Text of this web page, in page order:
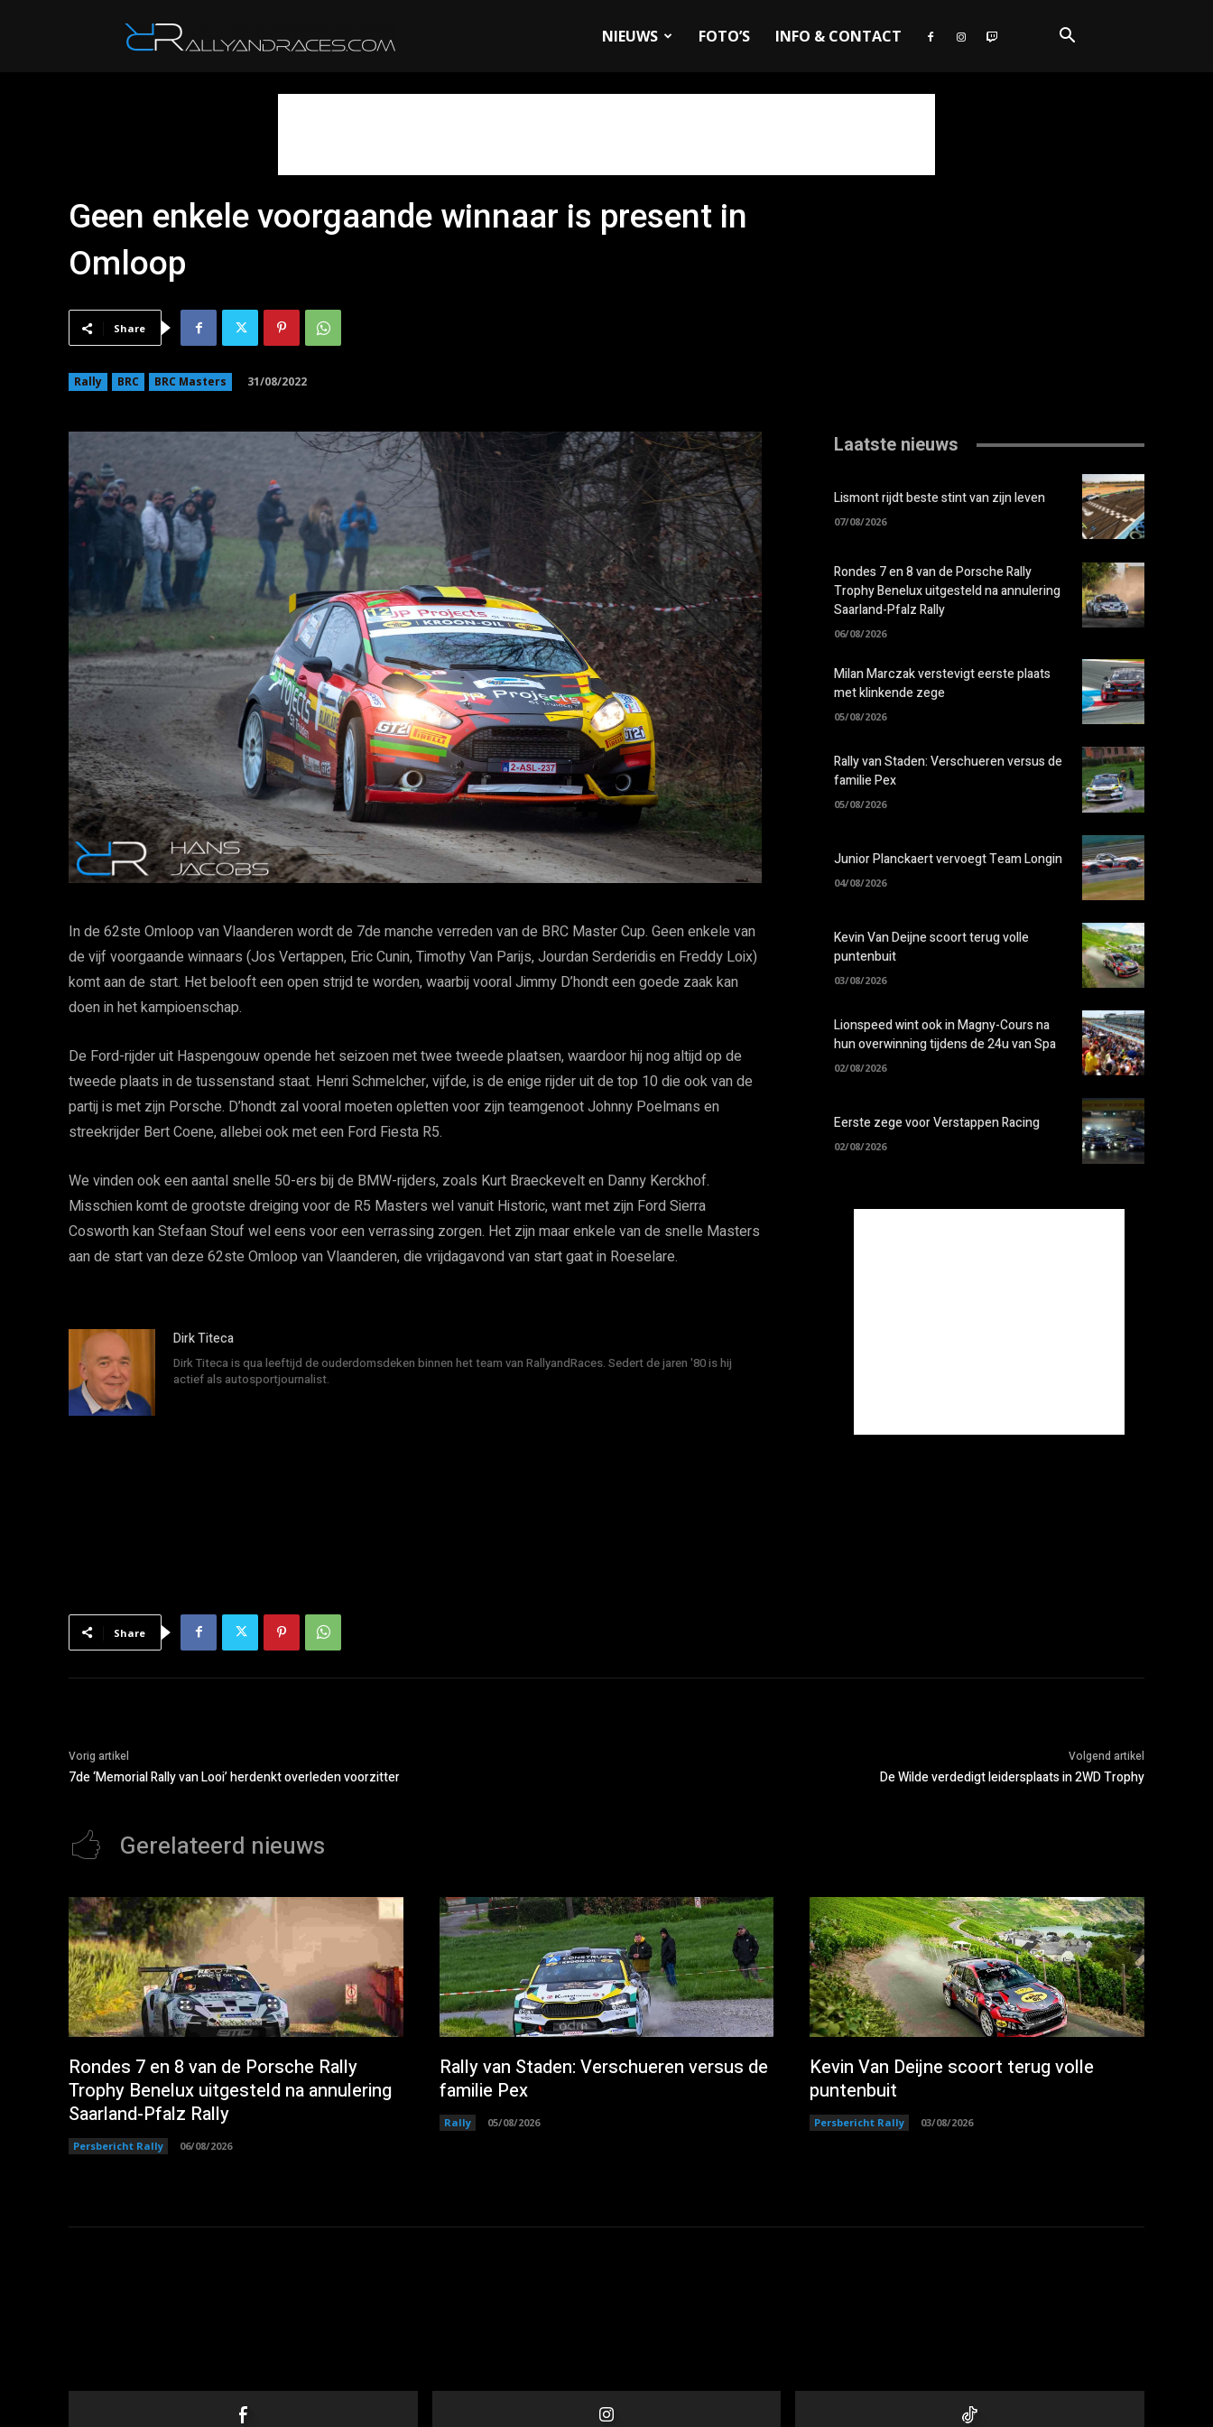
NIEUWS FOTO’S INFO & CONTACT
Geen enkele voorgaande winnaar is present in
Omloop
Share
Rally BRC BRC Masters 31/08/2022
In de 62ste Omloop van Vlaanderen wordt de 7de manche verreden van de BRC Master Cup. Geen enkele van
de vijf voorgaande winnaars (Jos Vertappen, Eric Cunin, Timothy Van Parijs, Jourdan Serderidis en Freddy Loix)
komt aan de start. Het belooft een open strijd te worden, waarbij vooral Jimmy D’hondt een goede zaak kan
doen in het kampioenschap.
De Ford-rijder uit Haspengouw opende het seizoen met twee tweede plaatsen, waardoor hij nog altijd op de
tweede plaats in de tussenstand staat. Henri Schmelcher, vijfde, is de enige rijder uit de top 10 die ook van de
partij is met zijn Porsche. D’hondt zal vooral moeten opletten voor zijn teamgenoot Johnny Poelmans en
streekrijder Bert Coene, allebei ook met een Ford Fiesta R5.
We vinden ook een aantal snelle 50-ers bij de BMW-rijders, zoals Kurt Braeckevelt en Danny Kerckhof.
Misschien komt de grootste dreiging voor de R5 Masters wel vanuit Historic, want met zijn Ford Sierra
Cosworth kan Stefaan Stouf wel eens voor een verrassing zorgen. Het zijn maar enkele van de snelle Masters
aan de start van deze 62ste Omloop van Vlaanderen, die vrijdagavond van start gaat in Roeselare.
Dirk Titeca
Dirk Titeca is qua leeftijd de ouderdomsdeken binnen het team van RallyandRaces. Sedert de jaren '80 is hij
actief als autosportjournalist.
Laatste nieuws
Lismont rijdt beste stint van zijn leven
07/08/2026
Rondes 7 en 8 van de Porsche Rally
Trophy Benelux uitgesteld na annulering
Saarland-Pfalz Rally
06/08/2026
Milan Marczak verstevigt eerste plaats
met klinkende zege
05/08/2026
Rally van Staden: Verschueren versus de
familie Pex
05/08/2026
Junior Planckaert vervoegt Team Longin
04/08/2026
Kevin Van Deijne scoort terug volle
puntenbuit
03/08/2026
Lionspeed wint ook in Magny-Cours na
hun overwinning tijdens de 24u van Spa
02/08/2026
Eerste zege voor Verstappen Racing
02/08/2026
Share
Vorig artikel
7de ‘Memorial Rally van Looi’ herdenkt overleden voorzitter
Volgend artikel
De Wilde verdedigt leidersplaats in 2WD Trophy
Gerelateerd nieuws
Rondes 7 en 8 van de Porsche Rally
Trophy Benelux uitgesteld na annulering
Saarland-Pfalz Rally
Persbericht Rally 06/08/2026
Rally van Staden: Verschueren versus de
familie Pex
Rally 05/08/2026
Kevin Van Deijne scoort terug volle
puntenbuit
Persbericht Rally 03/08/2026